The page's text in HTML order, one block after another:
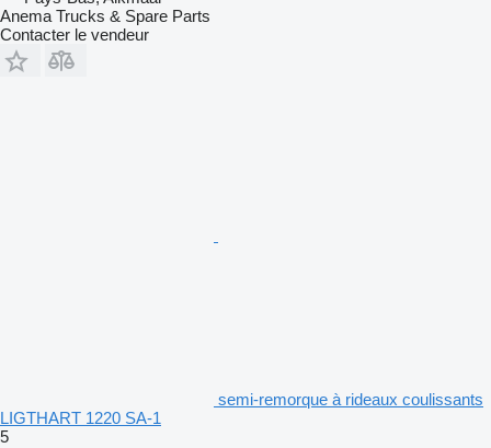
Anema Trucks & Spare Parts
Contacter le vendeur
semi-remorque à rideaux coulissants
LIGTHART 1220 SA-1
5